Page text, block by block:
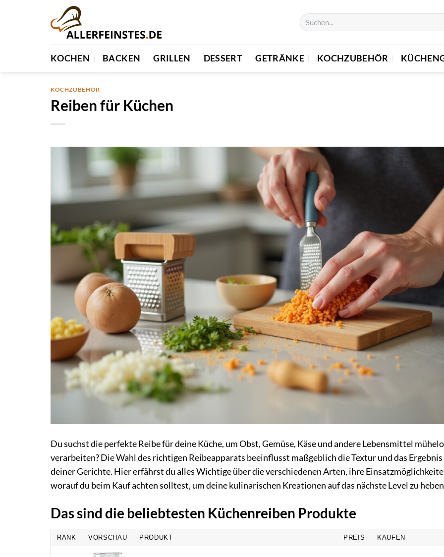
KOCHEN BACKEN GRILLEN DESSERT GETRÄNKE KOCHZUBEHÖR
KOCHZUBEHÖR
Reiben für Küchen
Du suchst die perfekte Reibe für deine Küche, um Obst, Gemüse, Käse und andere Lebensmittel
verarbeiten? Die Wahl des richtigen Reibeapparats beeinflusst maßgeblich die Textur und das Ergebnis
deiner Gerichte. Hier erfährst du alles Wichtige über die verschiedenen Arten, ihre
worauf du beim Kauf achten solltest, um deine kulinarischen Kreationen auf das nächste Level zu
Das sind die beliebtesten Küchenreiben Produkte
RANK VORSCHAU PRODUKT PREIS KAUFEN